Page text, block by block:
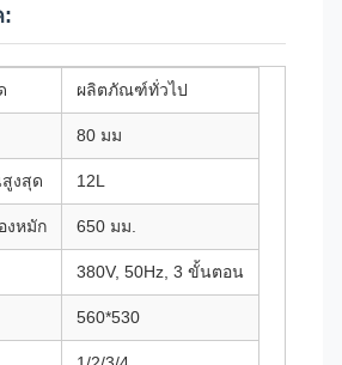
:
ผลิตภัณฑ์ทั่วไป
80 มม
งสุด 12L
งหมัก 650 มม.
380V, 50Hz, 3 ขั้นตอน
560*530